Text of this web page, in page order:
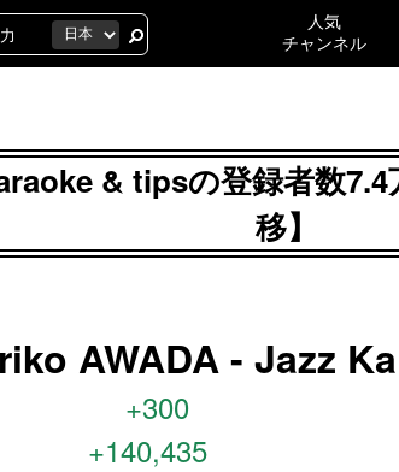
人気
チャンネル
& tipsの登録者数
移】
AWADA - Jazz
+300
+140,435